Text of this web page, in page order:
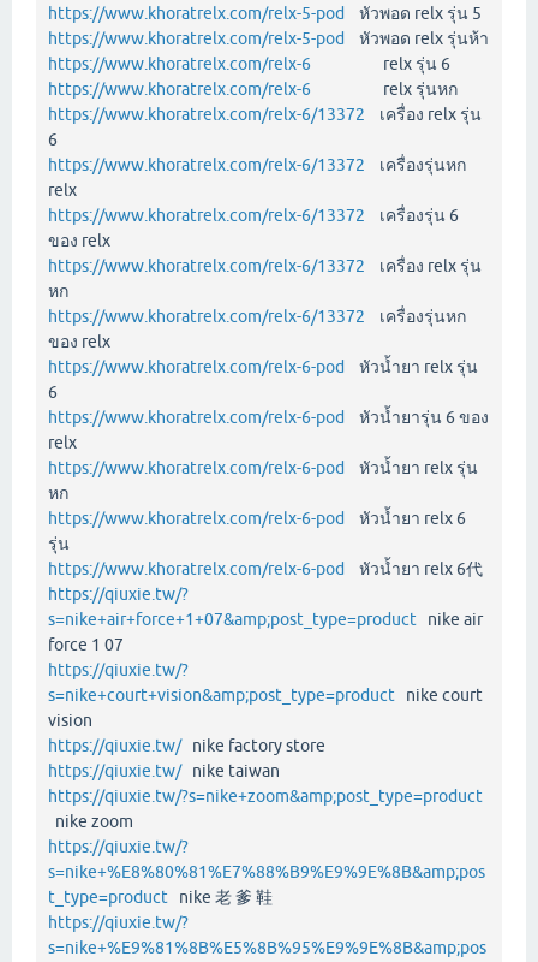
https://www.khoratrelx.com/relx-5-pod
หัวพอด relx รุ่น 5
https://www.khoratrelx.com/relx-5-pod
หัวพอด relx รุ่นห้า
https://www.khoratrelx.com/relx-6
relx รุ่น 6
https://www.khoratrelx.com/relx-6
relx รุ่นหก
https://www.khoratrelx.com/relx-6/13372
เครื่อง relx รุ่น
6
https://www.khoratrelx.com/relx-6/13372
เครื่องรุ่นหก
relx
https://www.khoratrelx.com/relx-6/13372
เครื่องรุ่น 6
ของ relx
https://www.khoratrelx.com/relx-6/13372
เครื่อง relx รุ่น
หก
https://www.khoratrelx.com/relx-6/13372
เครื่องรุ่นหก
ของ relx
https://www.khoratrelx.com/relx-6-pod
หัวน้ำยา relx รุ่น
6
https://www.khoratrelx.com/relx-6-pod
หัวน้ำยารุ่น 6 ของ
relx
https://www.khoratrelx.com/relx-6-pod
หัวน้ำยา relx รุ่น
หก
https://www.khoratrelx.com/relx-6-pod
หัวน้ำยา relx 6
รุ่น
https://www.khoratrelx.com/relx-6-pod
หัวน้ำยา relx 6代
https://qiuxie.tw/?
s=nike+air+force+1+07&amp;post_type=product nike air
force 1 07
https://qiuxie.tw/?
s=nike+court+vision&amp;post_type=product nike court
vision
https://qiuxie.tw/nike factory store
https://qiuxie.tw/nike taiwan
https://qiuxie.tw/?s=nike+zoom&amp;post_type=product
nike zoom
https://qiuxie.tw/?
s=nike+%E8%80%81%E7%88%B9%E9%9E%8B&amp;pos
t_type=product nike 老 爹 鞋
https://qiuxie.tw/?
s=nike+%E9%81%8B%E5%8B%95%E9%9E%8B&amp;pos